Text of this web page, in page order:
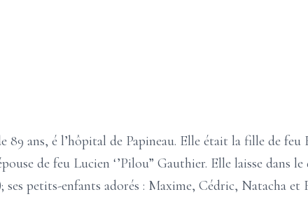
89 ans, é l’hôpital de Papineau. Elle était la fille de feu
de feu Lucien ‘’Pilou” Gauthier. Elle laisse dans le
petits-enfants adorés : Maxime, Cédric, Natacha et